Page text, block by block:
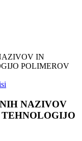
NAZIVOV